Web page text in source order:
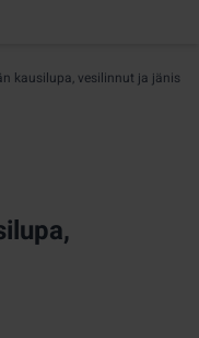
kausilupa, vesilinnut ja jänis